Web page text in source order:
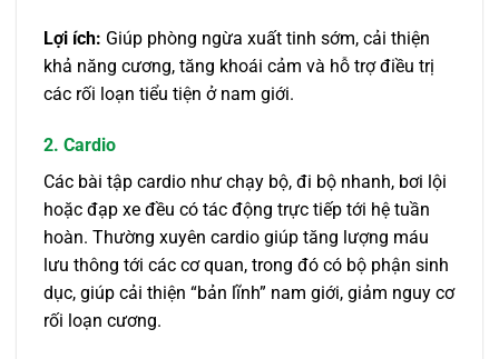
Lợi ích: Giúp phòng ngừa xuất tinh sớm, cải thiện
khả năng cương, tăng khoái cảm và hỗ trợ điều trị
các rối loạn tiểu tiện ở nam giới.
2. Cardio
Các bài tập cardio như chạy bộ, đi bộ nhanh, bơi lội
hoặc đạp xe đều có tác động trực tiếp tới hệ tuần
hoàn. Thường xuyên cardio giúp tăng lượng máu
lưu thông tới các cơ quan, trong đó có bộ phận sinh
dục, giúp cải thiện “bản lĩnh” nam giới, giảm nguy cơ
rối loạn cương.